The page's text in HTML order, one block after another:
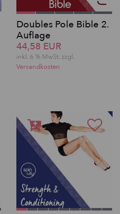
Doubles Pole Bible 2.
Auflage
44,58 EUR
inkl. 6 % MwSt. zzgl.
Versandkosten